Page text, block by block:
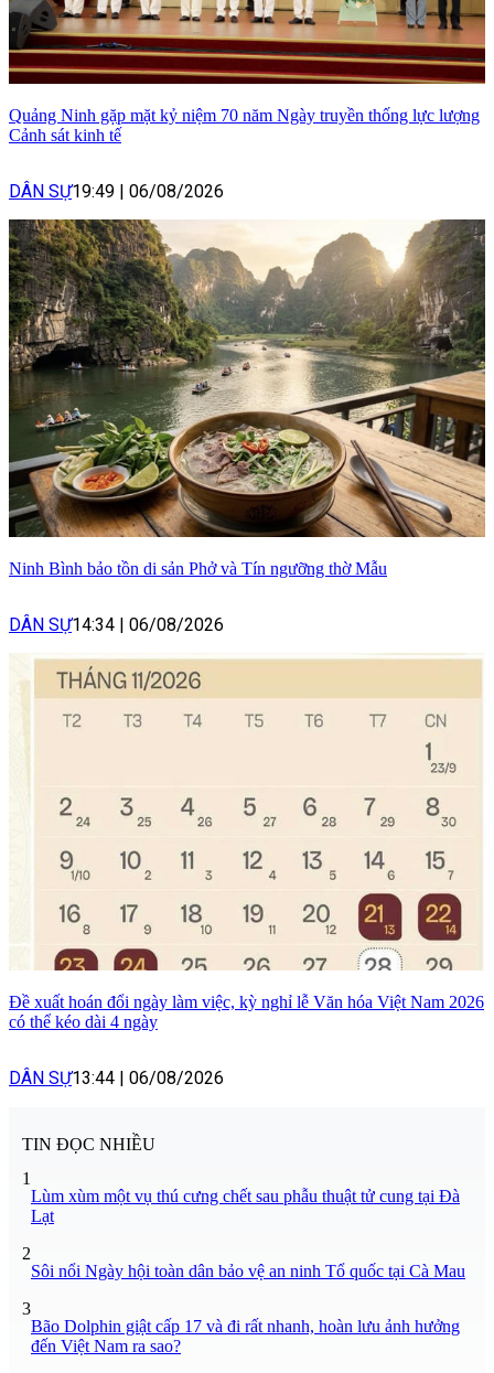
Quảng Ninh gặp mặt kỷ niệm 70 năm Ngày truyền thống lực lượng
Cảnh sát kinh tế
DÂN SỰ19:49 | 06/08/2026
Ninh Bình bảo tồn di sản Phở và Tín ngưỡng thờ Mẫu
DÂN SỰ14:34 | 06/08/2026
Đề xuất hoán đổi ngày làm việc, kỳ nghỉ lễ Văn hóa Việt Nam 2026
có thể kéo dài 4 ngày
DÂN SỰ13:44 | 06/08/2026
TIN ĐỌC NHIỀU
1
Lùm xùm một vụ thú cưng chết sau phẫu thuật tử cung tại Đà
Lạt
2
Sôi nổi Ngày hội toàn dân bảo vệ an ninh Tổ quốc tại Cà Mau
3
Bão Dolphin giật cấp 17 và đi rất nhanh, hoàn lưu ảnh hưởng
đến Việt Nam ra sao?